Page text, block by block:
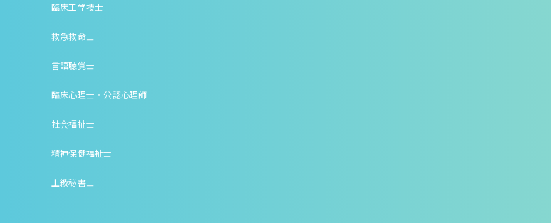
臨床工学技士
救急救命士
言語聴覚士
臨床心理士・公認心理師
社会福祉士
精神保健福祉士
上級秘書士